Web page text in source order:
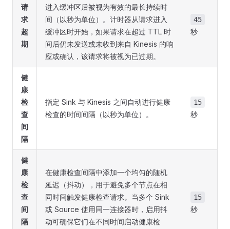
请
求
超
期
进入缓冲区后被视为有效的最长持续时
间（以秒为单位）。计时器从请求进入
缓冲区时开始，如果请求在超过 TTL 时
间后仍未发送或未收到来自 Kinesis 的响
应或确认，该请求将被视为已过期。
45
秒
健
康
检
查
间
隔
指定 Sink 与 Kinesis 之间自动进行健康
检查的时间间隔（以秒为单位）。
15
秒
健
康
检
查
间
隔
在健康检查间隔中添加一个均匀的随机
延迟（抖动），用于避免多个节点在相
同时间触发健康检查请求。当多个 Sink
或 Source 使用同一连接器时，启用抖
动可确保它们在不同时间启动健康检
15
秒